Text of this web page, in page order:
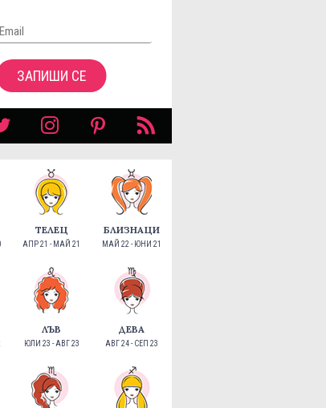
ЗАПИШИ СЕ
ТЕЛЕЦ
АПР 21 - МАЙ 21
БЛИЗНАЦИ
МАЙ 22 - ЮНИ 21
ЛЪВ
ЮЛИ 23 - АВГ 23
ДЕВА
АВГ 24 - СЕП 23